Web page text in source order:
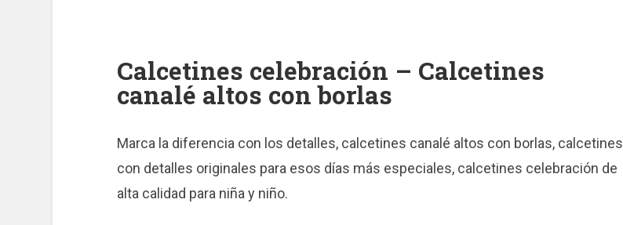
Calcetines celebración – Calcetines
canalé altos con borlas
Marca la diferencia con los detalles, calcetines canalé altos con borlas, calcetines
con detalles originales para esos días más especiales, calcetines celebración de
alta calidad para niña y niño.